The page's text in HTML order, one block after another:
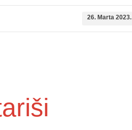
26. Marta 2023.